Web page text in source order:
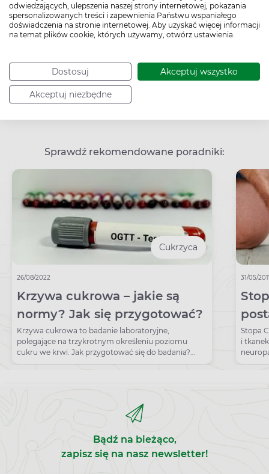
odwiedzających, ulepszenia naszej strony internetowej, pokazania
spersonalizowanych treści i zapewnienia Państwu wspaniałego
doświadczenia na stronie internetowej. Aby uzyskać więcej informacji
na temat plików cookie, których używamy, otwórz ustawienia.
Dostosuj Akceptuj wszystko
Akceptuj niezbędne
Sprawdź rekomendowane poradniki:
Cukrzyca
26/08/2022
Krzywa cukrowa – jakie są
normy? Jak się przygotować?
Krzywa cukrowa to badanie laboratoryjne,
polegające na trzykrotnym określeniu poziomu
cukru we krwi. Jak przygotować się do badania?
Jakie są normy? Sprawdź!
31/05/
Stopa
i
Bądź na bieżąco,
zapisz się na nasz newsletter!